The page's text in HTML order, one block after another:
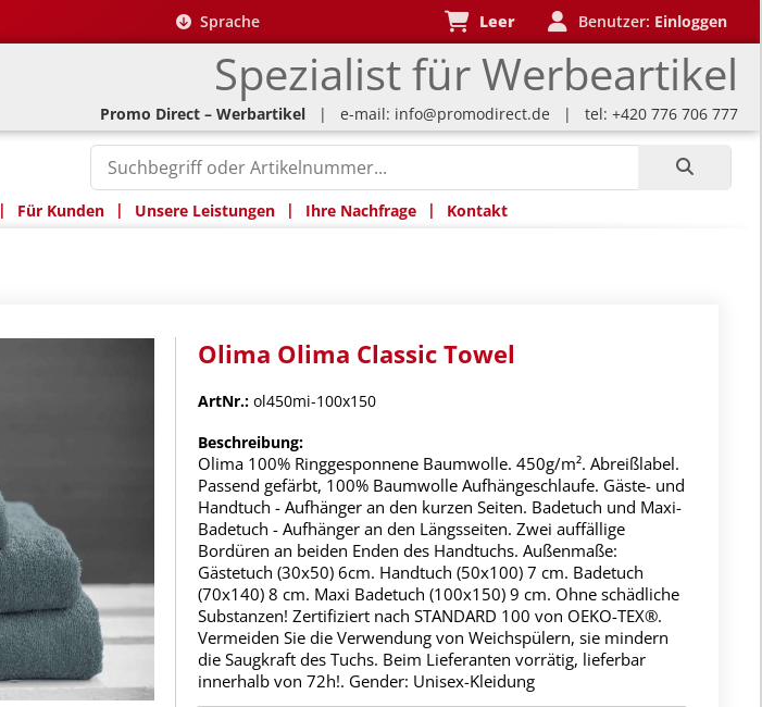
Spezialist für Werbeartikel
Sprache Leer Benutzer: Einloggen
Promo Direct – Werbartikel | e-mail: info@promodirect.de | tel: +420 776 706 777
| Für Kunden | Unsere Leistungen | Ihre Nachfrage | Kontakt
Olima Olima Classic Towel
ArtNr.: ol450mi-100x150
Beschreibung:
Olima 100% Ringgesponnene Baumwolle. 450g/m². Abreißlabel.
Passend gefärbt, 100% Baumwolle Aufhängeschlaufe. Gäste- und
Handtuch - Aufhänger an den kurzen Seiten. Badetuch und Maxi-
Badetuch - Aufhänger an den Längsseiten. Zwei auffällige
Bordüren an beiden Enden des Handtuchs. Außenmaße:
Gästetuch (30x50) 6cm. Handtuch (50x100) 7 cm. Badetuch
(70x140) 8 cm. Maxi Badetuch (100x150) 9 cm. Ohne schädliche
Substanzen! Zertifiziert nach STANDARD 100 von OEKO-TEX®.
Vermeiden Sie die Verwendung von Weichspülern, sie mindern
die Saugkraft des Tuchs. Beim Lieferanten vorrätig, lieferbar
innerhalb von 72h!. Gender: Unisex-Kleidung